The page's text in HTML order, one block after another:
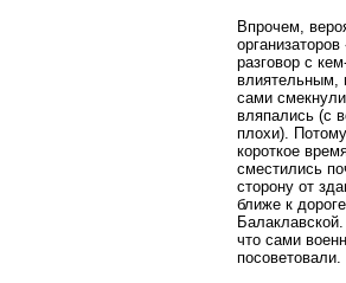
Впрочем,
разговор с
влиятельным,
сами
вляпались (с
плохи).
короткое
сместились
сторону от
ближе к
что сами
посоветовали.